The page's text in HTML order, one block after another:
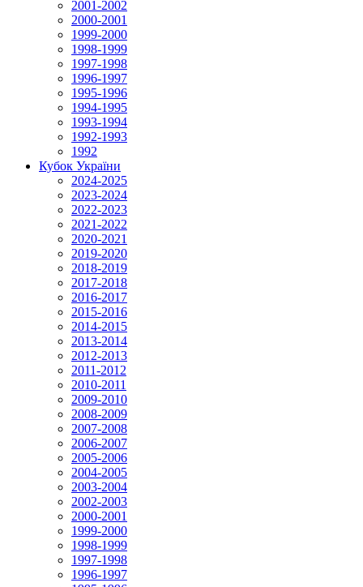
2001-2002
2000-2001
1999-2000
1998-1999
1997-1998
1996-1997
1995-1996
1994-1995
1993-1994
1992-1993
1992
Кубок України
2024-2025
2023-2024
2022-2023
2021-2022
2020-2021
2019-2020
2018-2019
2017-2018
2016-2017
2015-2016
2014-2015
2013-2014
2012-2013
2011-2012
2010-2011
2009-2010
2008-2009
2007-2008
2006-2007
2005-2006
2004-2005
2003-2004
2002-2003
2000-2001
1999-2000
1998-1999
1997-1998
1996-1997